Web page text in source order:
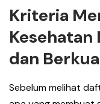
Kriteria
Kesehatan
dan
Sebelum melihat